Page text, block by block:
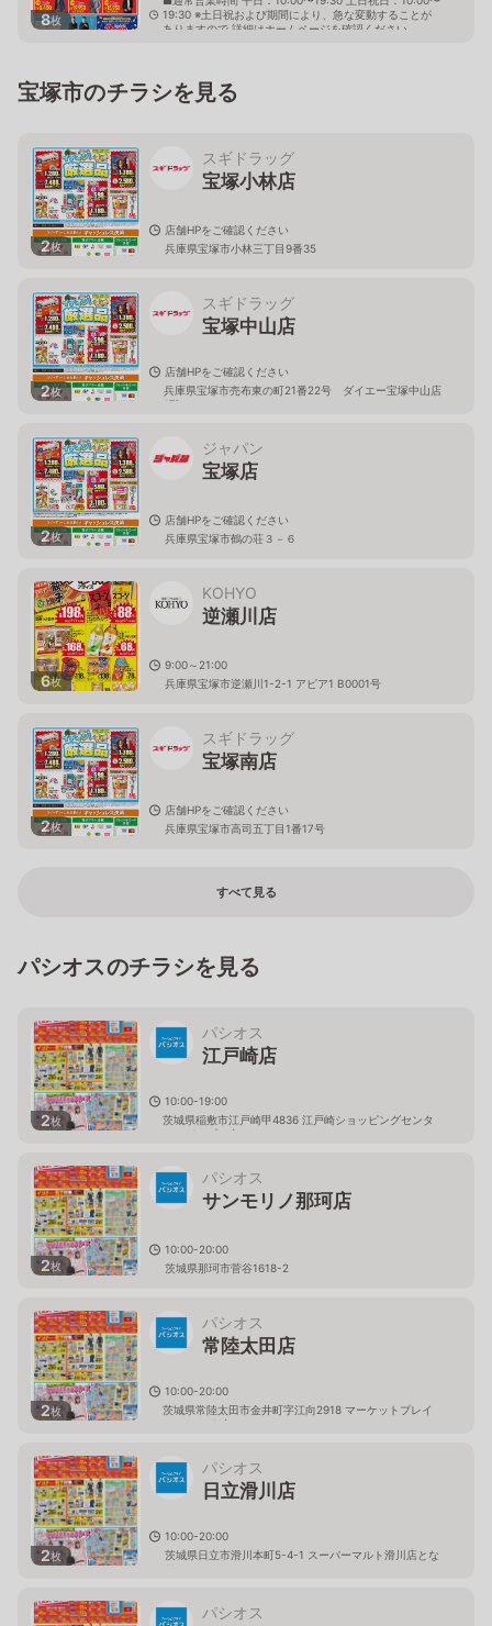
8枚
19:30 ※土日祝および期間により、急な変動することが
ありますので 詳細はホームページを確認ください
宝塚市のチラシを見る
2枚
スギドラッグ
宝塚小林店
店舗HPをご確認ください
兵庫県宝塚市小林三丁目9番35
2枚
スギドラッグ
宝塚中山店
店舗HPをご確認ください
兵庫県宝塚市売布東の町21番22号 ダイエー宝塚中山店
1階
2枚
ジャパン
宝塚店
店舗HPをご確認ください
兵庫県宝塚市鶴の荘３－６
6枚
KOHYO
逆瀬川店
9:00～21:00
兵庫県宝塚市逆瀬川1-2-1 アピア1 B0001号
2枚
スギドラッグ
宝塚南店
店舗HPをご確認ください
兵庫県宝塚市高司五丁目1番17号
すべて見る
パシオスのチラシを見る
2枚
パシオス
江戸崎店
10:00-19:00
茨城県稲敷市江戸崎甲4836 江戸崎ショッピングセンタ
ー（パンプ）内
2枚
パシオス
サンモリノ那珂店
10:00-20:00
茨城県那珂市菅谷1618-2
2枚
パシオス
常陸太田店
10:00-20:00
茨城県常陸太田市金井町字江向2918 マーケットプレイ
ス フェスタ内
2枚
パシオス
日立滑川店
10:00-20:00
茨城県日立市滑川本町5-4-1 スーパーマルト滑川店とな
パシオス